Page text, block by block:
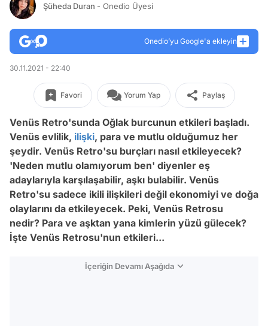
Şüheda Duran - Onedio Üyesi
Onedio’yu Google'a ekleyin
30.11.2021 - 22:40
Favori Yorum Yap Paylaş
Venüs Retro'sunda Oğlak burcunun etkileri başladı.
Venüs evlilik, ilişki, para ve mutlu olduğumuz her
şeydir. Venüs Retro'su burçları nasıl etkileyecek?
'Neden mutlu olamıyorum ben' diyenler eş
adaylarıyla karşılaşabilir, aşkı bulabilir. Venüs
Retro'su sadece ikili ilişkileri değil ekonomiyi ve doğa
olaylarını da etkileyecek. Peki, Venüs Retrosu
nedir? Para ve aşktan yana kimlerin yüzü gülecek?
İşte Venüs Retrosu'nun etkileri...
İçeriğin Devamı Aşağıda